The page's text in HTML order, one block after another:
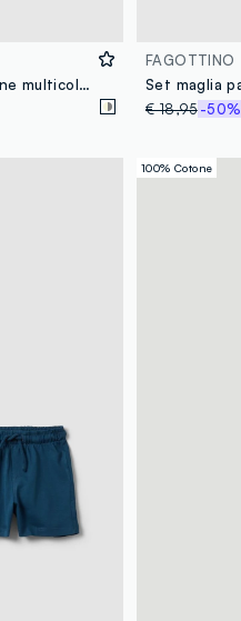
Set magli shorts in puro cotone multicolor da bimbo con stampe
FAGOTTINO
€ 18,95-50%
100% Cotone